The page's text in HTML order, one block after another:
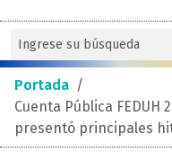
Portada /
Cuenta Pública FEDUH
presentó principales